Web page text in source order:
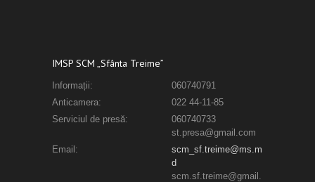
IMSP SCM „Sfânta Treime”
Informații:
060740791
Anticamera:
022 44-11-85
Serviciul de presă:
060740733
st.presa@gmail.com
Email:
scm_sf.treime@ms.m
d
scm.sf.treime@gmail.